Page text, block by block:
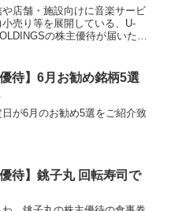
店舗・施設向けに音楽サービ
小売り等を展開している、U-
の株主優待が届いたの
優待】6月お勧め銘柄5選
が6月のお勧め5選をご紹介致
優待】銚子丸 回転寿司で